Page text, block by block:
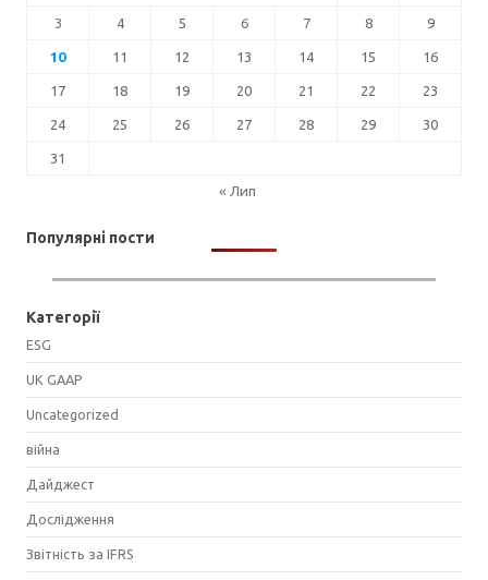
3 4 5 6 7 8 9
10 11 12 13 14 15 16
17 18 19 20 21 22 23
24 25 26 27 28 29 30
31
« Лип
Популярні пости
Категорії
ESG
UK GAAP
Uncategorized
війна
Дайджест
Дослідження
Звітність за IFRS